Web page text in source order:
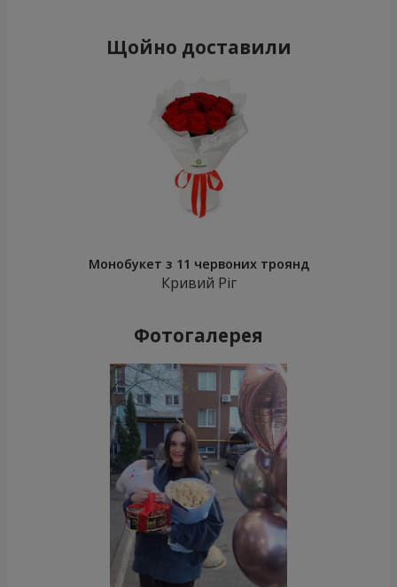
Щойно доставили
Монобукет з 11 червоних троянд
Кривий Ріг
Фотогалерея